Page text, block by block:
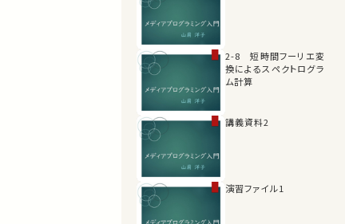
2-8 短時間フーリエ変
換によるスペクトログラ
ム計算
講義資料2
演習ファイル1